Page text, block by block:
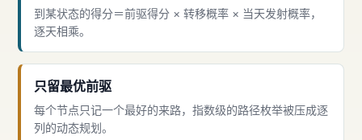
到某状态的得分＝前驱得分 × 转移概率 × 当天发射概率，
逐天相乘。
只留最优前驱
每个节点只记一个最好的来路，指数级的路径枚举被压成逐
列的动态规划。